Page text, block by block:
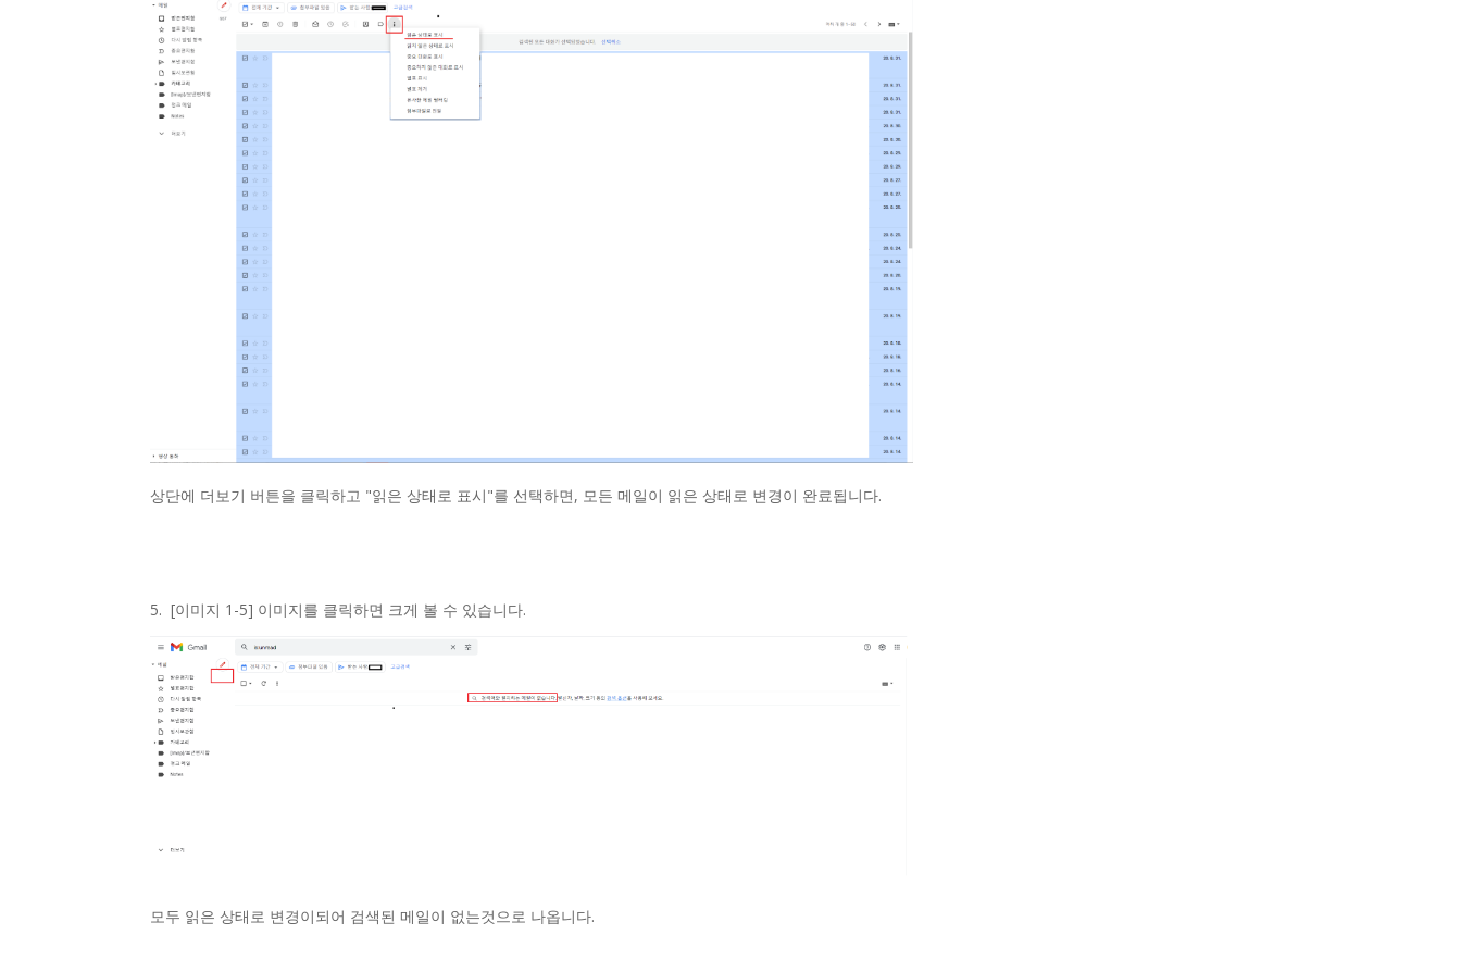
상단에 더보기 버튼을 클릭하고 "읽은 상태로 표시"를 선택하면, 모든 메일이 읽은 상태로 변경이 완료됩니다.
5. [이미지 1-5] 이미지를 클릭하면 크게 볼 수 있습니다.
모두 읽은 상태로 변경이되어 검색된 메일이 없는것으로 나옵니다.